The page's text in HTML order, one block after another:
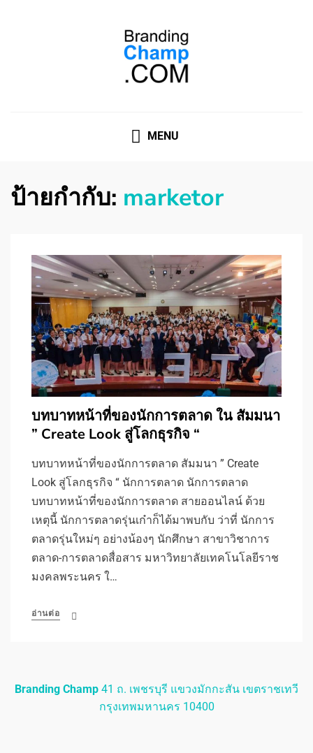
MENU
ป้ายกำกับ: marketor
บทบาทหน้าที่ของนักการตลาด ใน สัมมนา
” Create Look สู่โลกธุรกิจ “
บทบาทหน้าที่ของนักการตลาด สัมมนา ” Create
Look สู่โลกธุรกิจ “ นักการตลาด นักการตลาด
บทบาทหน้าที่ของนักการตลาด สายออนไลน์ ด้วย
เหตุนี้ นักการตลาดรุ่นเก๋าก็ได้มาพบกับ ว่าที่ นักการ
ตลาดรุ่นใหม่ๆ อย่างน้องๆ นักศึกษา สาขาวิชาการ
ตลาด-การตลาดสื่อสาร มหาวิทยาลัยเทคโนโลยีราช
มงคลพระนคร ใ…
อ่านต่อ
Branding Champ 41 ถ. เพชรบุรี แขวงมักกะสัน เขตราชเทวี
กรุงเทพมหานคร 10400